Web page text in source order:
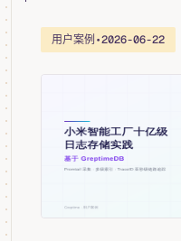
用户案例 •2026-06-22